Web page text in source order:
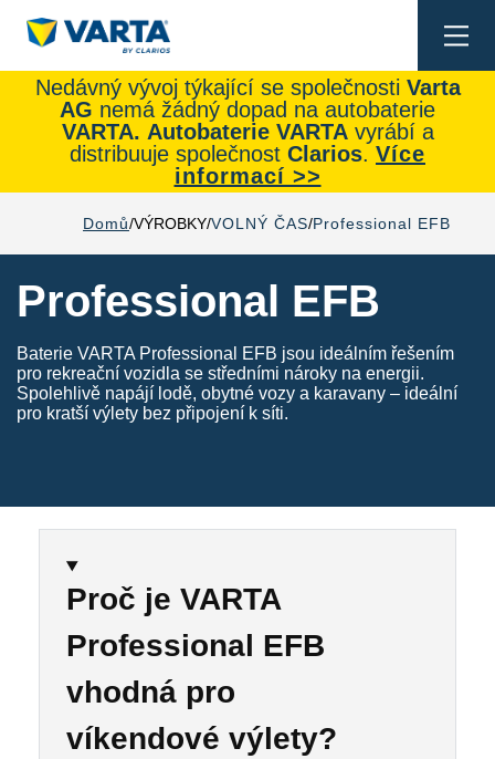
Nedávný vývoj týkající se společnosti Varta
AG nemá žádný dopad na autobaterie
VARTA. Autobaterie VARTAvyrábí a
distribuuje společnost Clarios. Více
informací >>
Domů VÝROBKY VOLNÝ ČAS Professional EFB
Professional EFB
Baterie VARTA Professional EFB jsou ideálním řešením
pro rekreační vozidla se středními nároky na energii.
Spolehlivě napájí lodě, obytné vozy a karavany – ideální
pro kratší výlety bez připojení k síti.
Proč je VARTA
Professional EFB
vhodná pro
víkendové výlety?